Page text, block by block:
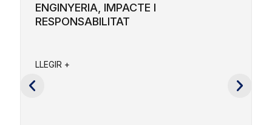
ENGINYERIA, IMPACTE I
RESPONSABILITAT
LLEGIR +